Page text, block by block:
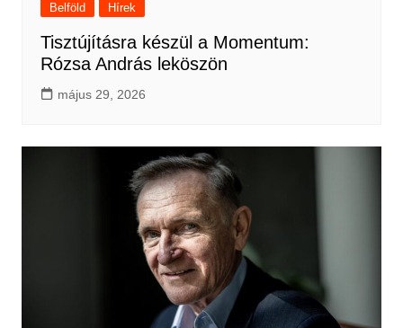
Belföld Hírek
Tisztújításra készül a Momentum:
Rózsa András leköszön
május 29, 2026